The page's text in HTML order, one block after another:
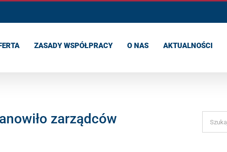
ZASADY WSPÓŁPRACY O NAS AKTUALNOŚCI
zarządców
Szukaj